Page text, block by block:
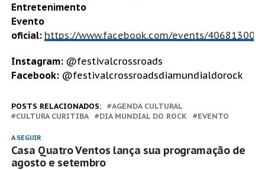
Entretenimento
Evento
oficial: https://www.facebook.com/events/
Instagram:@festivalcrossroads
Facebook:@festivalcrossroadsdiamundialdorock
POSTS RELACIONADOS:
AGENDA CULTURAL
CULTURA CURITIBA
DIA MUNDIAL DO ROCK EVENTO
A SEGUIR
Casa Quatro Ventos lança sua programação de
agosto e setembro